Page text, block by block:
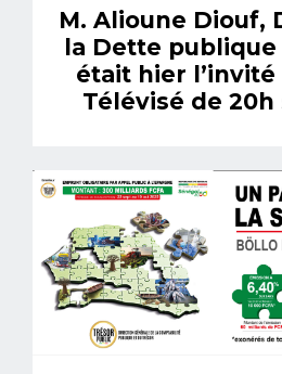
M. Alioune Diouf,
la Dette publique
était hier l’invité
Télévisé de 20h